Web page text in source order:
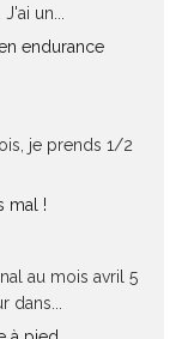
un...
endurance
je prends 1/2
mal !
au mois avril 5